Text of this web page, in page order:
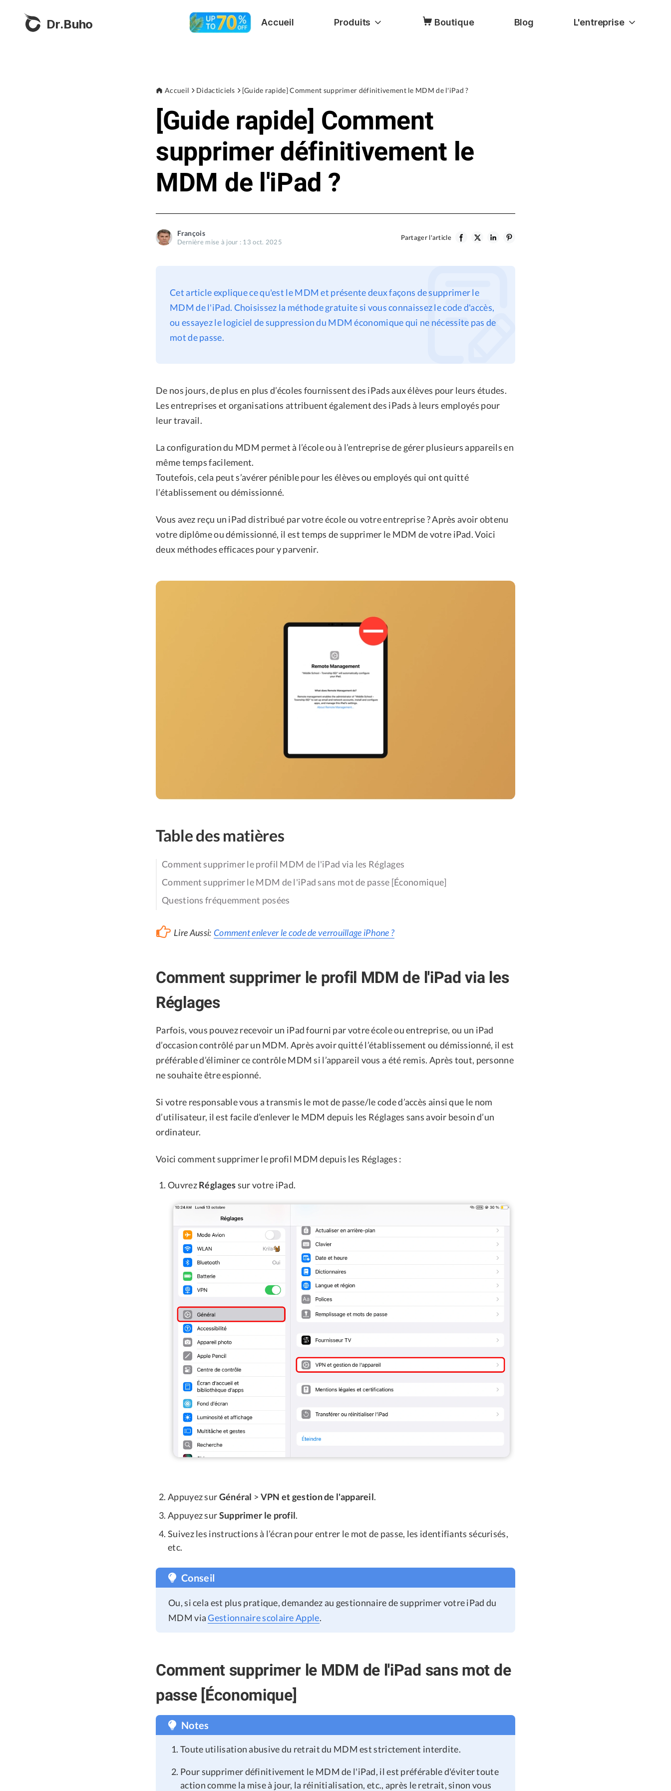
Dr.Buho Accueil Produits Boutique Blog L'entreprise
Accueil Didacticiels [Guide rapide] Comment supprimer définitivement le MDM de l'iPad ?
[Guide rapide] Comment
supprimer définitivement le
MDM de l'iPad ?
François
Dernière mise à jour : 13 oct. 2025
Partager l'article
Cet article explique ce qu'est le MDM et présente deux façons de supprimer le
MDM de l'iPad. Choisissez la méthode gratuite si vous connaissez le code d'accès,
ou essayez le logiciel de suppression du MDM économique qui ne nécessite pas de
mot de passe.
De nos jours, de plus en plus d’écoles fournissent des iPads aux élèves pour leurs études.
Les entreprises et organisations attribuent également des iPads à leurs employés pour
leur travail.
La configuration du MDM permet à l’école ou à l’entreprise de gérer plusieurs appareils en
même temps facilement.
Toutefois, cela peut s’avérer pénible pour les élèves ou employés qui ont quitté
l’établissement ou démissionné.
Vous avez reçu un iPad distribué par votre école ou votre entreprise ? Après avoir obtenu
votre diplôme ou démissionné, il est temps de supprimer le MDM de votre iPad. Voici
deux méthodes efficaces pour y parvenir.
Table des matières
Comment supprimer le profil MDM de l'iPad via les Réglages
Comment supprimer le MDM de l'iPad sans mot de passe [Économique]
Questions fréquemment posées
Lire Aussi: Comment enlever le code de verrouillage iPhone ?
Comment supprimer le profil MDM de l'iPad via les
Réglages
Parfois, vous pouvez recevoir un iPad fourni par votre école ou entreprise, ou un iPad
d’occasion contrôlé par un MDM. Après avoir quitté l’établissement ou démissionné, il est
préférable d’éliminer ce contrôle MDM si l’appareil vous a été remis. Après tout, personne
ne souhaite être espionné.
Si votre responsable vous a transmis le mot de passe/le code d’accès ainsi que le nom
d’utilisateur, il est facile d’enlever le MDM depuis les Réglages sans avoir besoin d’un
ordinateur.
Voici comment supprimer le profil MDM depuis les Réglages :
OuvrezRéglagessur votre iPad.
Appuyez surGénéral > VPN et gestion de l'appareil.
Appuyez surSupprimer le profil.
Suivez les instructions à l’écran pour entrer le mot de passe, les identifiants sécurisés,
etc.
Conseil
Ou, si cela est plus pratique, demandez au gestionnaire de supprimer votre iPad du
MDM viaGestionnaire scolaire Apple.
Comment supprimer le MDM de l'iPad sans mot de
passe [Économique]
Notes
Toute utilisation abusive du retrait du MDM est strictement interdite.
Pour supprimer définitivement le MDM de l'iPad, il est préférable d'éviter toute
action comme la mise à jour, la réinitialisation, etc., après le retrait, sinon vous